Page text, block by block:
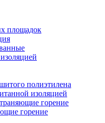
площадок
полиэтилена
изоляцией
горение
горение